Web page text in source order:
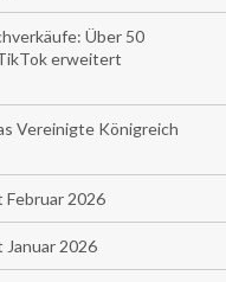
Über 50
erweitert
Vereinigte Königreich
2026
2026